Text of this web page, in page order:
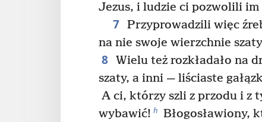
Jezus, i ludzie ci pozwolili im
7 Przyprowadzili więc
na nie swoje wierzchnie
8 Wielu też rozkładało na
szaty, a inni — liściaste
A ci, którzy szli z przodu i z
wybawić! h Błogosławiony,